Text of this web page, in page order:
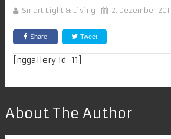
Smart Light & Living 2. Dezember 2011
Share Tweet
[nggallery id=11]
About The Author